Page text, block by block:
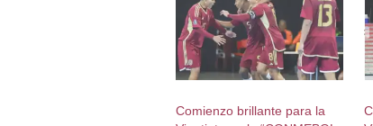
Comienzo brillante para la